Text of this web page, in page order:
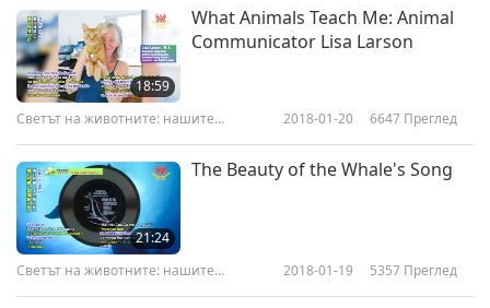
18:59
What Animals Teach Me: Animal
Communicator Lisa Larson
Светът на животните: нашите
2018-01-20 6647 Преглед
21:24
The Beauty of the Whale's Song
Светът на животните: нашите
2018-01-19 5357 Преглед